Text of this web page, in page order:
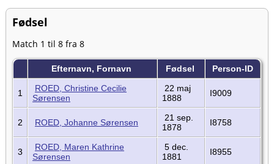
Fødsel
Match 1 til 8 fra 8
Efternavn, Fornavn Fødsel Person-ID
1
ROED, Christine Cecilie
Sørensen
22 maj
1888
I9009
2 ROED, Johanne Sørensen
21 sep.
1878
I8758
3
ROED, Maren Kathrine
Sørensen
5 dec.
1881
I8955